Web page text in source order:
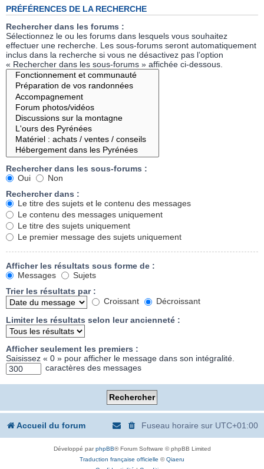
PRÉFÉRENCES DE LA RECHERCHE
Rechercher dans les forums :
Sélectionnez le ou les forums dans lesquels vous souhaitez
effectuer une recherche. Les sous-forums seront automatiquement
inclus dans la recherche si vous ne désactivez pas l’option
« Rechercher dans les sous-forums » affichée ci-dessous.
Rechercher dans les sous-forums :
Oui
Non
Rechercher dans :
Le titre des sujets et le contenu des messages
Le contenu des messages uniquement
Le titre des sujets uniquement
Le premier message des sujets uniquement
Afficher les résultats sous forme de :
Messages
Sujets
Trier les résultats par :
Croissant
Décroissant
Limiter les résultats selon leur ancienneté :
Afficher seulement les premiers :
Saisissez « 0 » pour afficher le message dans son intégralité.
caractères des messages
Accueil du forum Fuseau horaire sur UTC+01:00
Développé parphpBB® Forum Software © phpBB Limited
Traduction française officielle ©Qiaeru